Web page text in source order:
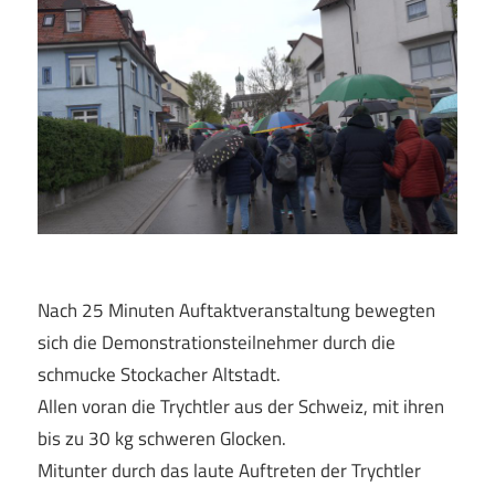
Nach 25 Minuten Auftaktveranstaltung bewegten
sich die Demonstrationsteilnehmer durch die
schmucke Stockacher Altstadt.
Allen voran die Trychtler aus der Schweiz, mit ihren
bis zu 30 kg schweren Glocken.
Mitunter durch das laute Auftreten der Trychtler